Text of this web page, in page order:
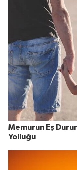
Memurun Eş
Yolluğu